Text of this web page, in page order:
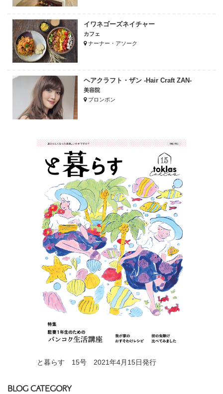
イワネゴーズネイチャー
カフェ
ナーナー・アソーク
ヘアクラフト・ザン -Hair Craft ZAN-
美容院
プロンポン
と暮らす 15号 2021年4月15日発行
BLOG CATEGORY